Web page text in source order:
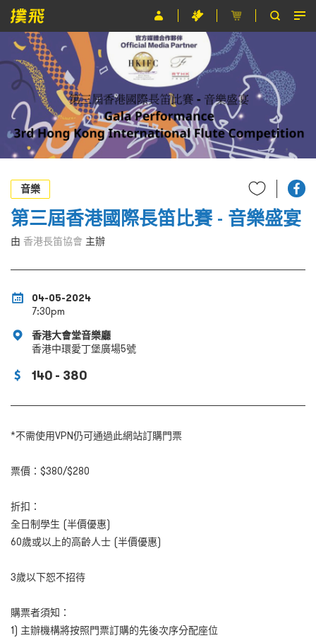
節目
主辦單位
關於撲飛
條款及細則
EN
音樂
第三屆香港國際長笛比賽 - 音樂盛宴
由 香港長笛協會 主辦
04-05-2024
7:30pm
香港大會堂音樂廳
香港中環愛丁堡廣場5號
140 - 380
*不需使用VPN仍可通過此網站訂購門票
票價：$380/$280
折扣：
全日制學生 (半價優惠)
60歲或以上的高齡人士 (半價優惠)
3歲以下恕不招待
購票者須知：
1) 主辦機構將按照門票訂購的先後次序分配座位